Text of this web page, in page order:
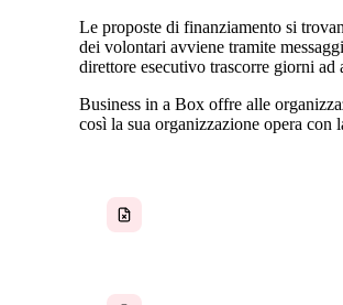
Le proposte di finanziamento si
dei volontari avviene tramite
direttore esecutivo trascorre giorni ad
Business in a Box offre alle
così la sua organizzazione opera con